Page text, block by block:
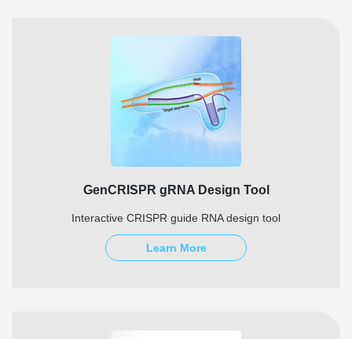
GenCRISPR gRNA Design Tool
Interactive CRISPR guide RNA design tool
Learn More